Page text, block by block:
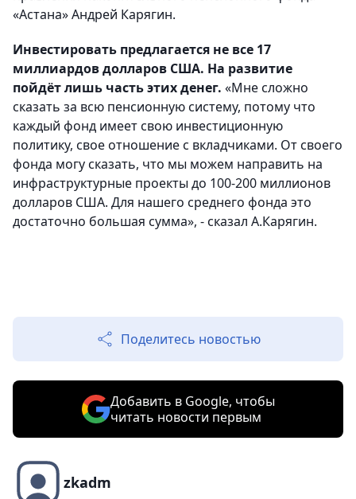
«Астана» Андрей Карягин.
Инвестировать предлагается не все 17
миллиардов долларов США. На развитие
пойдёт лишь часть этих денег. «Мне сложно
сказать за всю пенсионную систему, потому что
каждый фонд имеет свою инвестиционную
политику, свое отношение с вкладчиками. От своего
фонда могу сказать, что мы можем направить на
инфраструктурные проекты до 100-200 миллионов
долларов США. Для нашего среднего фонда это
достаточно большая сумма», - сказал А.Карягин.
Поделитесь новостью
Добавить в Google, чтобы
читать новости первым
zkadm